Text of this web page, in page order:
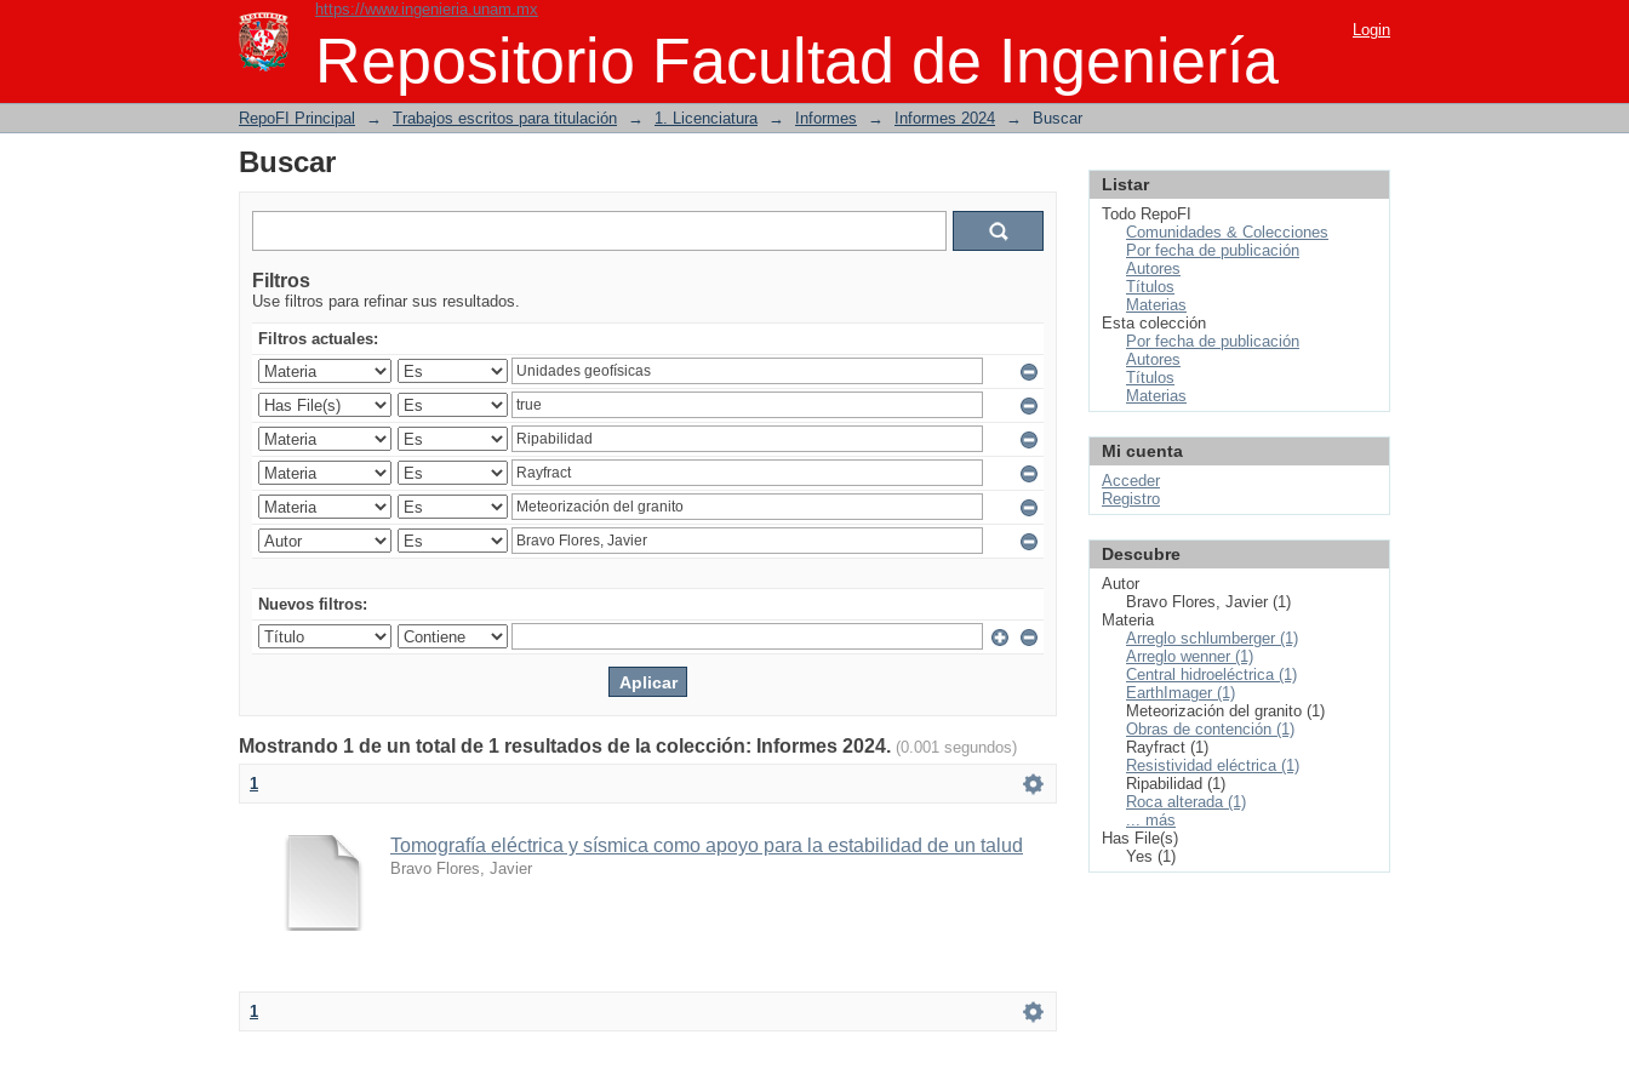
https://www.ingenieria.unam.mx
Repositorio Facultad de Ingeniería
Buscar Login
RepoFI Principal → Trabajos escritos para titulación → 1. Licenciatura → Informes → Informes 2024 → Buscar
Buscar
Filtros
Use filtros para refinar sus resultados.
Filtros actuales:
Nuevos filtros:
Mostrando 1 de un total de 1 resultados de la colección: Informes 2024. (0.001 segundos)
1
Tomografía eléctrica y sísmica como apoyo para la estabilidad de un talud
Bravo Flores, Javier
1
Listar
Todo RepoFI
Comunidades & Colecciones
Por fecha de publicación
Autores
Títulos
Materias
Esta colección
Por fecha de publicación
Autores
Títulos
Materias
Mi cuenta
Acceder
Registro
Descubre
Autor
Bravo Flores, Javier (1)
Materia
Arreglo schlumberger (1)
Arreglo wenner (1)
Central hidroeléctrica (1)
EarthImager (1)
Meteorización del granito (1)
Obras de contención (1)
Rayfract (1)
Resistividad eléctrica (1)
Ripabilidad (1)
Roca alterada (1)
... más
Has File(s)
Yes (1)